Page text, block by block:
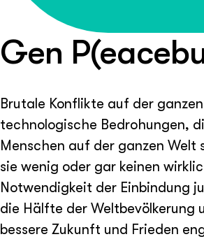
Gen
Brutale Konflikte auf der
technologische Bedrohungen,
Menschen auf der ganzen
sie wenig oder gar keinen
Notwendigkeit der Einbindung
die Hälfte der Weltbevölkerung
bessere Zukunft und Frieden